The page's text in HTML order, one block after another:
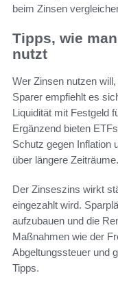
beim Zinsen
Tipps, wie
nutzt
Wer Zinsen nutzen
Sparer empfiehlt es
Liquidität mit Festgeld
Ergänzend bieten
Schutz gegen Inflation
über längere Zeiträume.
Der Zinseszins wirkt
eingezahlt wird.
aufzubauen und die
Maßnahmen wie der
Abgeltungssteuer und
Tipps.